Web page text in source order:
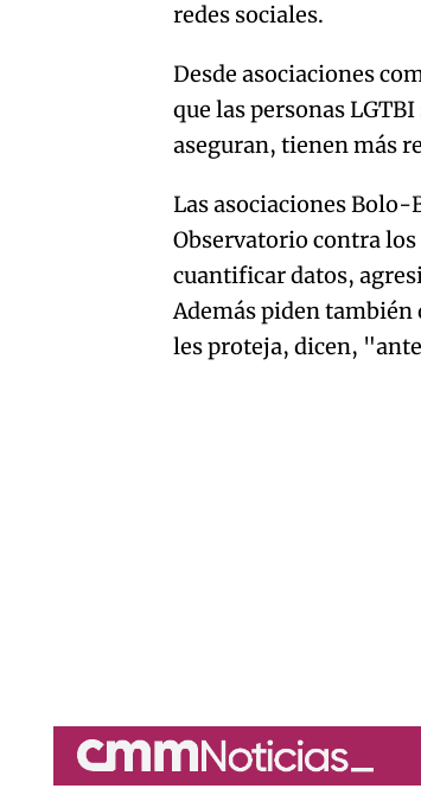
redes sociales.
Desde asociaciones
que las personas
aseguran, tienen más
Las asociaciones
Observatorio contra
cuantificar datos,
Además piden también
les proteja, dicen,